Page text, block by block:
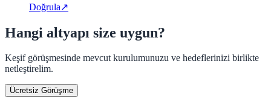
Doğrula↗
Hangi altyapı size uygun?
Keşif görüşmesinde mevcut kurulumunuzu ve hedeflerinizi birlikte
netleştirelim.
Ücretsiz Görüşme